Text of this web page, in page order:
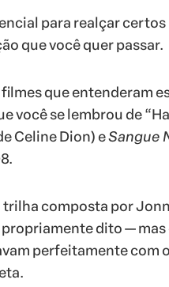
para realçar
que você quer passar.
que entenderam
você se lembrou de
Celine Dion) eSangue
trilha composta por
dito — mas
perfeitamente com